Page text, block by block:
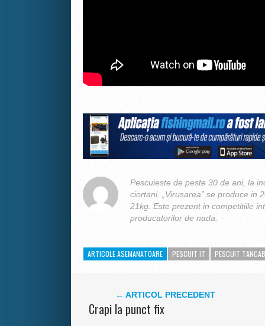
Pescuieste de peste 30 de ani, la
ciortani. „Virusarea” se produce in
21kg. Este prezent in competitiile
producatorilor de nada.
ARTICOLE ASEMANATOARE PESCUIT IT PESCUIT
← ARTICOL PRECEDENT
Crapi la punct fix